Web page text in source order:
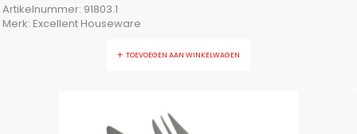
Artikelnummer: 91803.1
Merk: Excellent Houseware
TOEVOEGEN AAN WINKELWAGEN